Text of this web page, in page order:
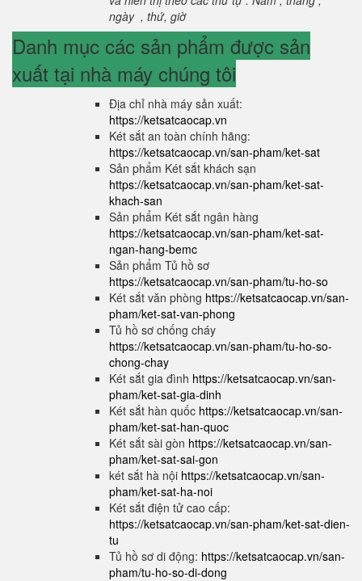
ngày , thứ, giờ
Danh mục các sản phẩm được sản
xuất tại nhà máy chúng tôi
Địa chỉ nhà máy sản xuất:
https://ketsatcaocap.vn
Két sắt an toàn chính hãng:
https://ketsatcaocap.vn/san-pham/ket-sat
Sản phẩm Két sắt khách sạn
https://ketsatcaocap.vn/san-pham/ket-sat-
khach-san
Sản phẩm Két sắt ngân hàng
https://ketsatcaocap.vn/san-pham/ket-sat-
ngan-hang-bemc
Sản phẩm Tủ hồ sơ
https://ketsatcaocap.vn/san-pham/tu-ho-so
Két sắt văn phòng https://ketsatcaocap.vn/san-
pham/ket-sat-van-phong
Tủ hồ sơ chống cháy
https://ketsatcaocap.vn/san-pham/tu-ho-so-
chong-chay
Két sắt gia đình https://ketsatcaocap.vn/san-
pham/ket-sat-gia-dinh
Két sắt hàn quốc https://ketsatcaocap.vn/san-
pham/ket-sat-han-quoc
Két sắt sài gòn https://ketsatcaocap.vn/san-
pham/ket-sat-sai-gon
két sắt hà nội https://ketsatcaocap.vn/san-
pham/ket-sat-ha-noi
Két sắt điện tử cao cấp:
https://ketsatcaocap.vn/san-pham/ket-sat-dien-
tu
Tủ hồ sơ di động: https://ketsatcaocap.vn/san-
pham/tu-ho-so-di-dong